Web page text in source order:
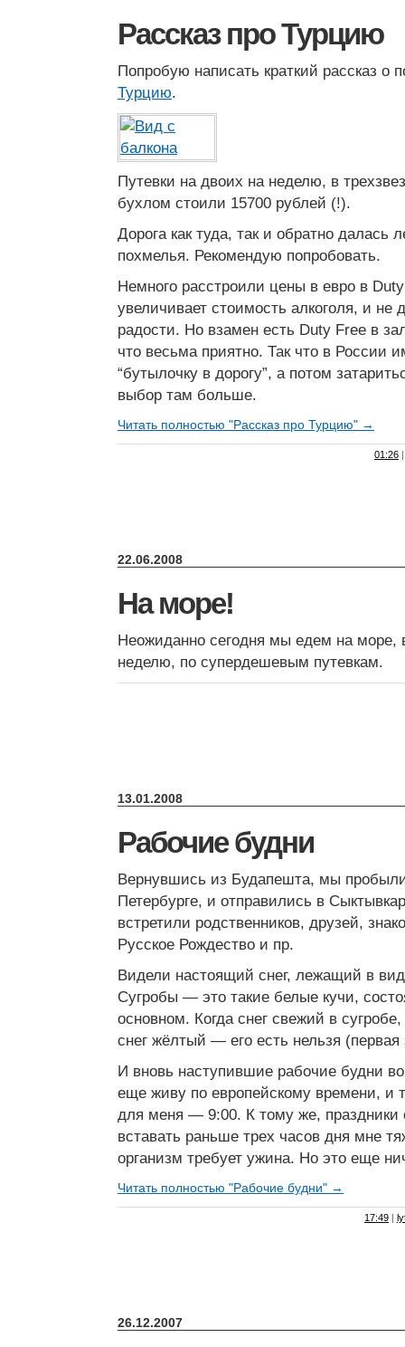
Рассказ про Турцию
Попробую написать краткий рассказ о
Турцию.
Путевки на двоих на неделю, в
бухлом стоили 15700 рублей (!).
Дорога как туда, так и обратно далась
похмелья. Рекомендую попробовать.
Немного расстроили цены в евро в
увеличивает стоимость алкоголя, и не
радости. Но взамен есть Duty Free в
что весьма приятно. Так что в России
“бутылочку в дорогу”, а потом
выбор там больше.
Читать полностью "Рассказ про Турцию" →
01:26 |
22.06.2008
На море!
Неожиданно сегодня мы едем на
неделю, по супердешевым путевкам.
13.01.2008
Рабочие будни
Вернувшись из Будапешта, мы
Петербурге, и отправились в
встретили родственников, друзей,
Русское Рождество и пр.
Видели настоящий снег, лежащий в
Сугробы — это такие белые кучи,
основном. Когда снег свежий в
снег жёлтый — его есть нельзя
И вновь наступившие рабочие будни
еще живу по европейскому времени, и
для меня — 9:00. К тому же,
вставать раньше трех часов дня мне
организм требует ужина. Но это еще
Читать полностью "Рабочие будни" →
17:49 |
26.12.2007